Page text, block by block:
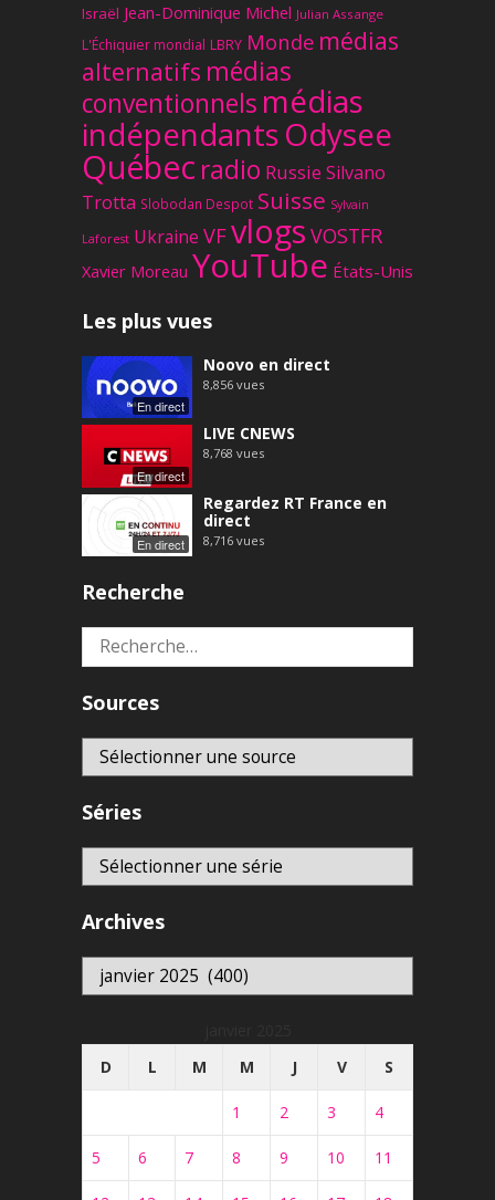
Israël Jean-Dominique Michel Julian Assange
L'Échiquier mondial LBRY Monde médias
alternatifs médias
conventionnels médias
indépendantsOdysee
Québec radio Russie Silvano
Trotta Slobodan Despot Suisse Sylvain
Laforest Ukraine VFvlogs VOSTFR
Xavier Moreau YouTube États-Unis
Les plus vues
En direct
Noovo en direct
8,856 vues
En direct
LIVE CNEWS
8,768 vues
En direct
Regardez RT France en
direct
8,716 vues
Recherche
Rechercher :
Sources
Séries
Archives
Archives
D
L M M J V S
1 2 3 4
5 6 7 8 9 10 11